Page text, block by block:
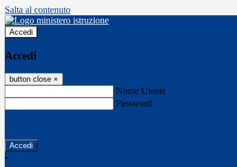
Salta al contenuto
Accedi
Accedi
button close ×
Nome Utente
Password
-